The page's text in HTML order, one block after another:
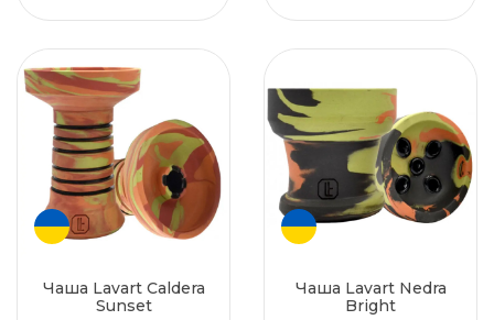
Чаша Lavart Caldera
Sunset
Чаша Lavart Nedra
Bright